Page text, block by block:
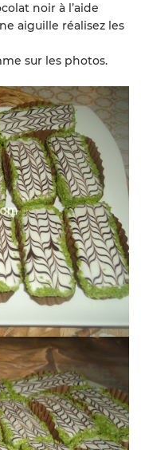
noir à l’aide
aiguille réalisez les
sur les photos.